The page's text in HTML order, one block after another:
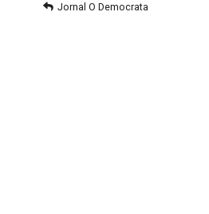
Jornal O Democrata